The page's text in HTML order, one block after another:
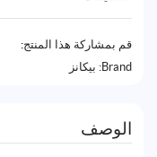
قم بمشاركة هذا المنتج:
Brand: بيكانز
الوصف